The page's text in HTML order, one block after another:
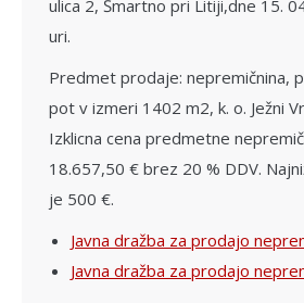
ulica 2, Šmartno pri Litiji,dne 15.
uri.
Predmet prodaje: nepremičnina,
pot v izmeri 1402 m2, k. o. Ježni
Izklicna cena predmetne
18.657,50 € brez 20 % DDV.
je 500 €.
Javna dražba za prodajo
Javna dražba za prodajo